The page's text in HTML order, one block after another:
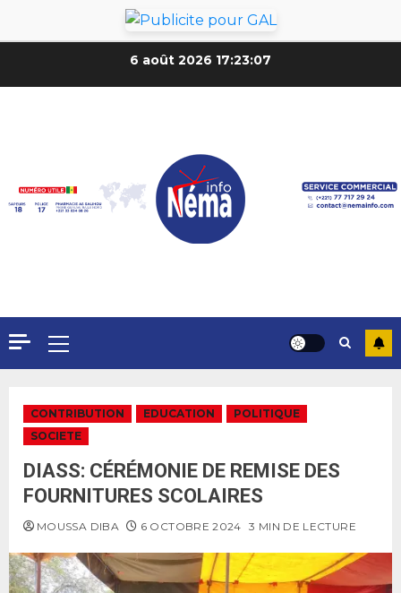
6 août 2026 17:23:09
CONTRIBUTION EDUCATION
POLITIQUE
SOCIETE
DIASS: CÉRÉMONIE DE REMISE DES
FOURNITURES SCOLAIRES
MOUSSA DIBA 6 OCTOBRE 2024 3 MIN DE LECTURE